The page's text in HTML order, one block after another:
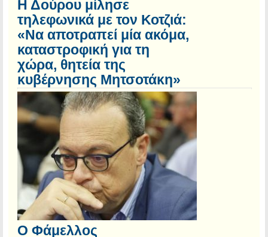
Η Δούρου μίλησε
τηλεφωνικά με τον Κοτζιά:
«Να αποτραπεί μία ακόμα,
καταστροφική για τη
χώρα, θητεία της
κυβέρνησης Μητσοτάκη»
Ο Φάμελλος